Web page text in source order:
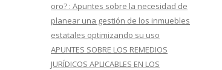
oro? : Apuntes sobre la necesidad de
planear una gestión de los inmuebles
estatales optimizando su uso
APUNTES SOBRE LOS REMEDIOS
JURÍDICOS APLICABLES EN LOS